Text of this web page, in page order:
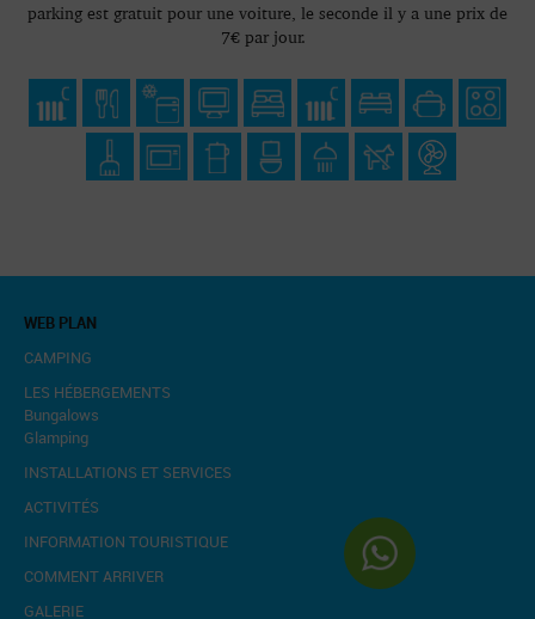
parking est gratuit pour une voiture, le seconde il y a une prix de
7€ par jour.
WEB PLAN
CAMPING
LES HÉBERGEMENTS
Bungalows
Glamping
INSTALLATIONS ET SERVICES
ACTIVITÉS
INFORMATION TOURISTIQUE
COMMENT ARRIVER
GALERIE